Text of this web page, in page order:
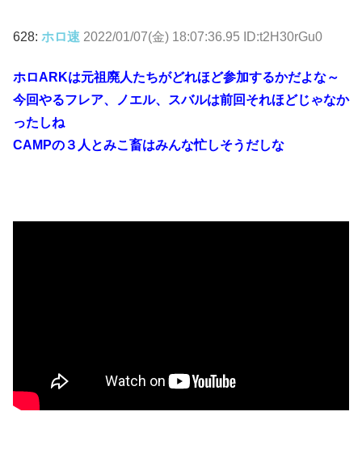
628: ホロ速 2022/01/07(金) 18:07:36.95 ID:t2H30rGu0
ホロARKは元祖廃人たちがどれほど参加するかだよな～
今回やるフレア、ノエル、スバルは前回それほどじゃなか
ったしね
CAMPの３人とみこ畜はみんな忙しそうだしな